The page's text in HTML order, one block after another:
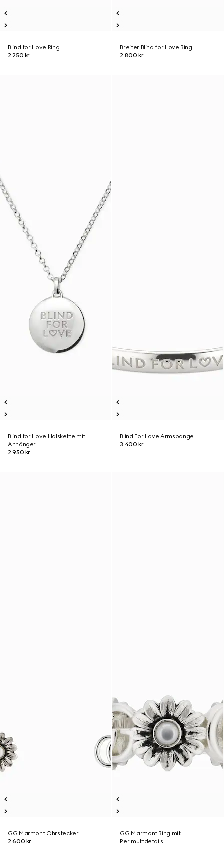
Blind for Love Ring
2.250 kr.
Breiter Blind for Love Ring
2.800 kr.
Blind for Love Halskette mit
Anhänger
2.950 kr.
Blind For Love Armspange
3.400 kr.
GG Marmont Ohrstecker
2.600 kr.
GG Marmont Ring mit
Perlmuttdetails